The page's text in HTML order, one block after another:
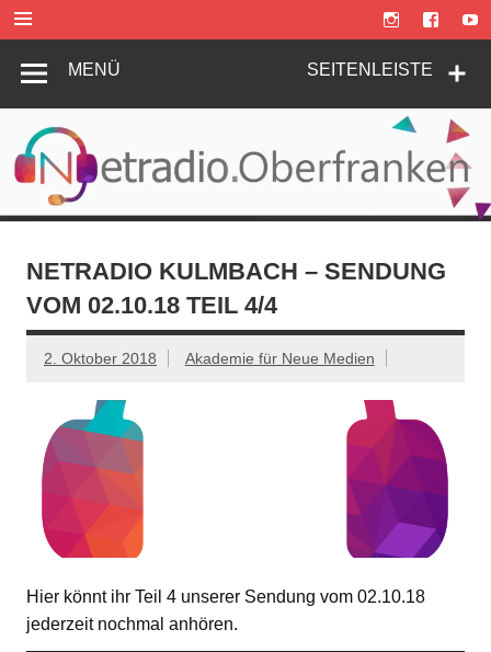
Inhalt
springen
SEITENLEISTE
MENÜ
NETRADIO KULMBACH – SENDUNG
VOM 02.10.18 TEIL 4/4
2. Oktober 2018 Akademie für Neue Medien
Hier könnt ihr Teil 4 unserer Sendung vom 02.10.18
jederzeit nochmal anhören.